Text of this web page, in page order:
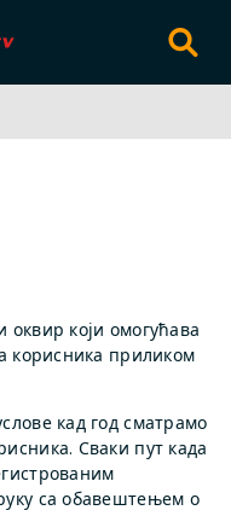
који омогућава
корисника приликом
кад год сматрамо
Сваки пут када
са обавештењем о